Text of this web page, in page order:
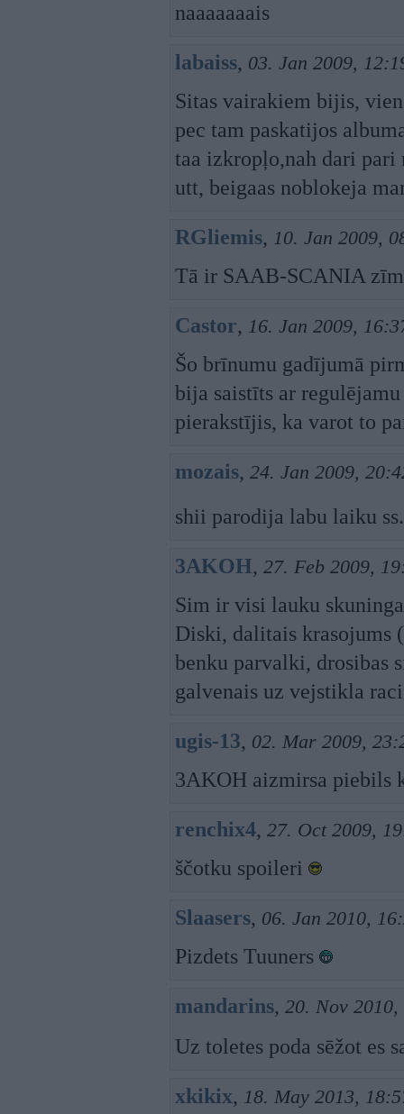
naaaaaaais
labaiss, 03. Jan 2009,
Sitas vairakiem bijis,
pec tam paskatijos
taa izkropļo,nah dari pari
utt, beigaas noblokeja
RGliemis, 10. Jan 2009,
Tā ir SAAB-SCANIA
Castor, 16. Jan 2009,
Šo brīnumu gadījumā
bija saistīts ar
pierakstījis, ka varot to
mozais, 24. Jan 2009,
shii parodija labu laiku
3AKOH, 27. Feb 2009,
Sim ir visi lauku
Diski, dalitais krasojums
benku parvalki, drosibas
galvenais uz vejstikla
ugis-13, 02. Mar 2009,
3AKOH aizmirsa piebils
renchix4, 27. Oct 2009,
ščotku spoileri
Slaasers, 06. Jan 2010,
Pizdets Tuuners
mandarins, 20. Nov 2010,
Uz toletes poda sēžot es
xkikix, 18. May 2013,